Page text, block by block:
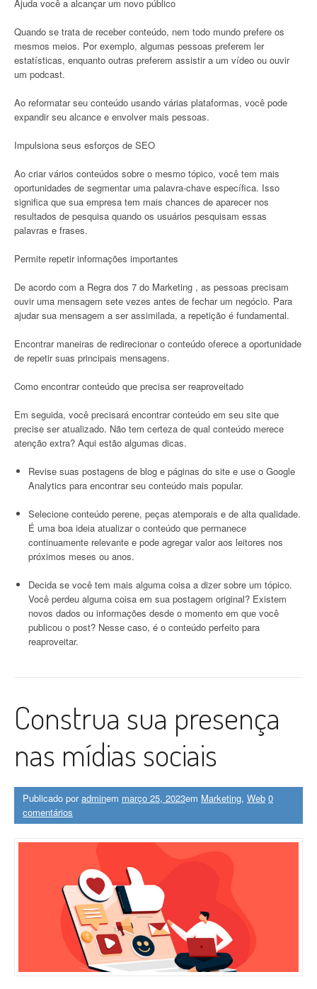
Ajuda você a alcançar um novo público
Quando se trata de receber conteúdo, nem todo mundo prefere os
mesmos meios. Por exemplo, algumas pessoas preferem ler
estatísticas, enquanto outras preferem assistir a um vídeo ou ouvir
um podcast.
Ao reformatar seu conteúdo usando várias plataformas, você pode
expandir seu alcance e envolver mais pessoas.
Impulsiona seus esforços de SEO
Ao criar vários conteúdos sobre o mesmo tópico, você tem mais
oportunidades de segmentar uma palavra-chave específica. Isso
significa que sua empresa tem mais chances de aparecer nos
resultados de pesquisa quando os usuários pesquisam essas
palavras e frases.
Permite repetir informações importantes
De acordo com a Regra dos 7 do Marketing , as pessoas precisam
ouvir uma mensagem sete vezes antes de fechar um negócio. Para
ajudar sua mensagem a ser assimilada, a repetição é fundamental.
Encontrar maneiras de redirecionar o conteúdo oferece a oportunidade
de repetir suas principais mensagens.
Como encontrar conteúdo que precisa ser reaproveitado
Em seguida, você precisará encontrar conteúdo em seu site que
precise ser atualizado. Não tem certeza de qual conteúdo merece
atenção extra? Aqui estão algumas dicas.
Revise suas postagens de blog e páginas do site e use o Google
Analytics para encontrar seu conteúdo mais popular.
Selecione conteúdo perene, peças atemporais e de alta qualidade.
É uma boa ideia atualizar o conteúdo que permanece
continuamente relevante e pode agregar valor aos leitores nos
próximos meses ou anos.
Decida se você tem mais alguma coisa a dizer sobre um tópico.
Você perdeu alguma coisa em sua postagem original? Existem
novos dados ou informações desde o momento em que você
publicou o post? Nesse caso, é o conteúdo perfeito para
reaproveitar.
Construa sua presença
nas mídias sociais
Publicado poradminem março 25, 2023em Marketing, Web 0
comentários